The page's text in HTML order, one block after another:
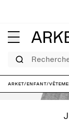
Rechercher
ARKET/Enfant/